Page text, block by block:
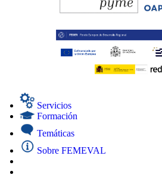
Servicios
Formación
Temáticas
Sobre FEMEVAL